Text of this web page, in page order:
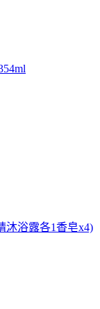
沐浴露各1香皂x4)